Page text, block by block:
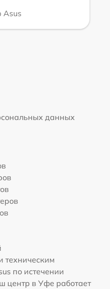
Asus
данных
техническим
по истечении
центр в Уфе работает